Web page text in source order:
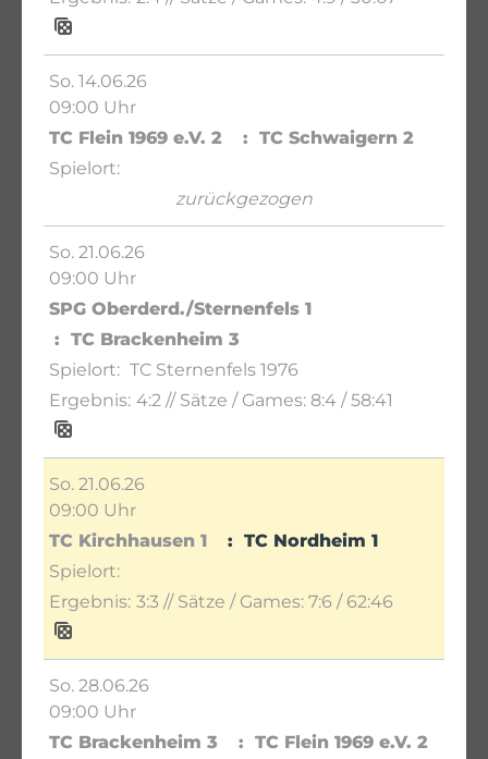
So. 14.06.26
09:00 Uhr
TC Flein 1969 e.V. 2
TC Schwaigern 2
zurückgezogen
So. 21.06.26
09:00 Uhr
SPG Oberderd./Sternenfels 1
TC Brackenheim 3
TC Sternenfels 1976
4:2 // Sätze / Games: 8:4 / 58:41
So. 21.06.26
09:00 Uhr
TC Kirchhausen 1
TC Nordheim 1
3:3 // Sätze / Games: 7:6 / 62:46
So. 28.06.26
09:00 Uhr
TC Brackenheim 3
TC Flein 1969 e.V. 2